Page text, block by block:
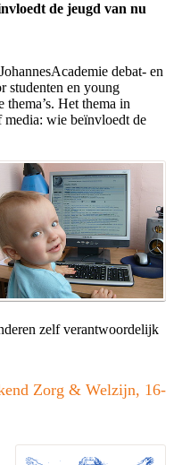
de jeugd van nu
debat- en
studenten en young
thema’s. Het thema in
media: wie beïnvloedt de
zelf verantwoordelijk
Zorg & Welzijn, 16-